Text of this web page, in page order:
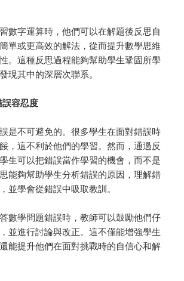
數字運算時，他們可以在解題後反思自
單或更高效的解法，從而提升數學思維
。這種反思過程能夠幫助學生鞏固所學
現其中的深層次聯系。
容忍度
是不可避免的。很多學生在面對錯誤時
，這不利於他們的學習。然而，通過反
生可以把錯誤當作學習的機會，而不是
能夠幫助學生分析錯誤的原因，理解錯
並學會從錯誤中吸取教訓。
數學問題錯誤時，教師可以鼓勵他們仔
並進行討論與改正。這不僅能增強學生
能提升他們在面對挑戰時的自信心和解